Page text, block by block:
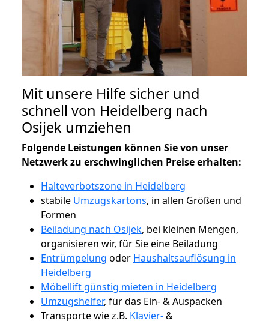
Mit unsere Hilfe sicher und
schnell von Heidelberg nach
Osijek umziehen
Folgende Leistungen können Sie von unser
Netzwerk zu erschwinglichen Preise erhalten:
Halteverbotszone in Heidelberg
stabile Umzugskartons, in allen Größen und
Formen
Beiladung nach Osijek, bei kleinen Mengen,
organisieren wir, für Sie eine Beiladung
Entrümpelung oder Haushaltsauflösung in
Heidelberg
Möbellift günstig mieten in Heidelberg
Umzugshelfer, für das Ein- & Auspacken
Transporte wie z.B. Klavier-&